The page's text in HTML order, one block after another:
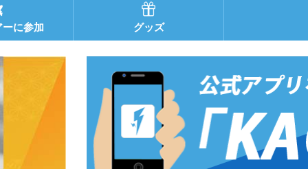
に参加 グッズ